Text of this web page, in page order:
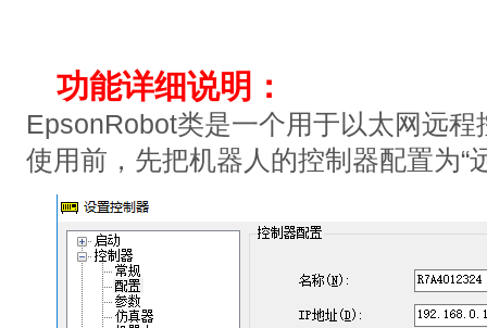
功能详细说明：
EpsonRobot类是一个用于以太网远
使用前，先把机器人的控制器配置为“